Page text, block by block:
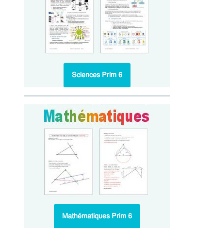
Sciences Prim 6
Mathématiques Prim 6